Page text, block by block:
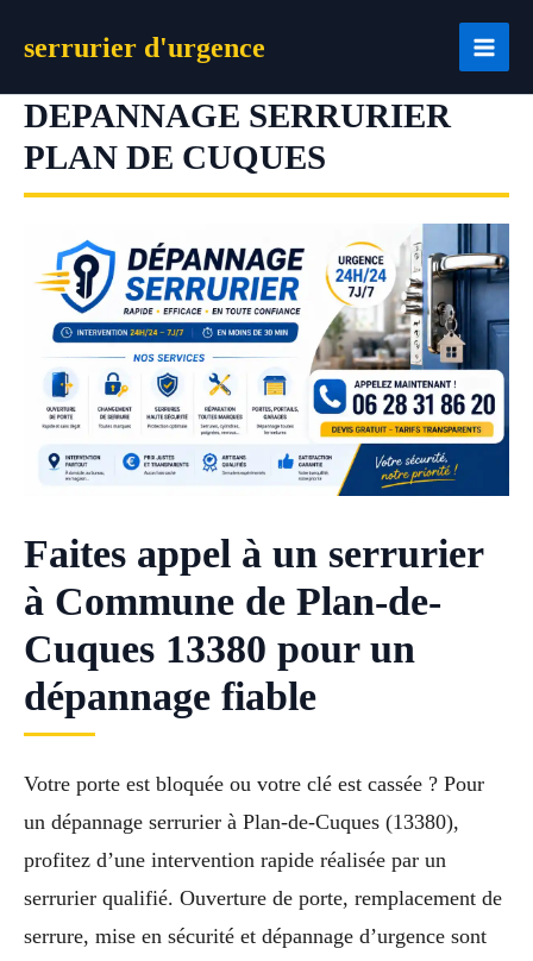
serrurier d'urgence
DEPANNAGE SERRURIER
PLAN DE CUQUES
Faites appel à un serrurier
à Commune de Plan-de-
Cuques 13380 pour un
dépannage fiable
Votre porte est bloquée ou votre clé est cassée ? Pour
un dépannage serrurier à Plan-de-Cuques (13380),
profitez d’une intervention rapide réalisée par un
serrurier qualifié. Ouverture de porte, remplacement de
serrure, mise en sécurité et dépannage d’urgence sont